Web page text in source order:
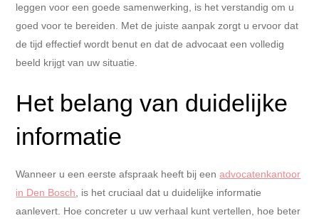
leggen voor een goede samenwerking, is het verstandig om u
goed voor te bereiden. Met de juiste aanpak zorgt u ervoor dat
de tijd effectief wordt benut en dat de advocaat een volledig
beeld krijgt van uw situatie.
Het belang van duidelijke
informatie
Wanneer u een eerste afspraak heeft bij eenadvocatenkantoor
in Den Bosch, is het cruciaal dat u duidelijke informatie
aanlevert. Hoe concreter u uw verhaal kunt vertellen, hoe beter